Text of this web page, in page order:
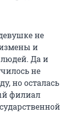
не
и
людей. Да и
не
но осталась
филиал